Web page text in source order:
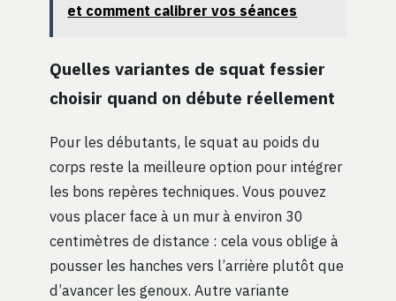
et comment calibrer vos séances
Quelles variantes de squat fessier
choisir quand on débute réellement
Pour les débutants, le squat au poids du
corps reste la meilleure option pour intégrer
les bons repères techniques. Vous pouvez
vous placer face à un mur à environ 30
centimètres de distance : cela vous oblige à
pousser les hanches vers l’arrière plutôt que
d’avancer les genoux. Autre variante